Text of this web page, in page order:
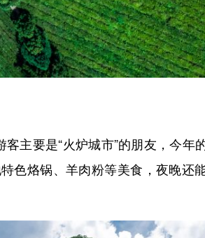
要是“火炉城市”的朋友，今年
色烙锅、羊肉粉等美食，夜晚还